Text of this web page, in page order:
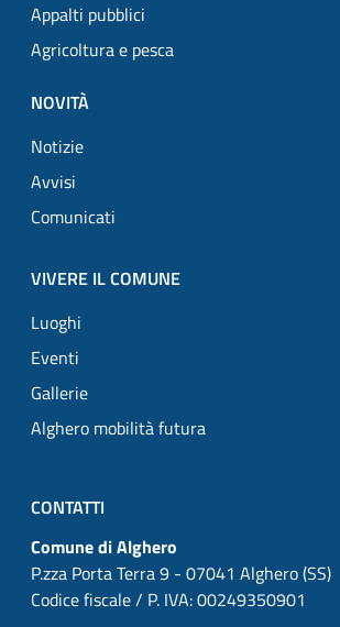
Appalti pubblici
Agricoltura e pesca
NOVITÀ
Notizie
Avvisi
Comunicati
VIVERE IL COMUNE
Luoghi
Eventi
Gallerie
Alghero mobilità futura
CONTATTI
Comune di Alghero
P.zza Porta Terra 9 - 07041 Alghero (SS)
Codice fiscale / P. IVA: 00249350901